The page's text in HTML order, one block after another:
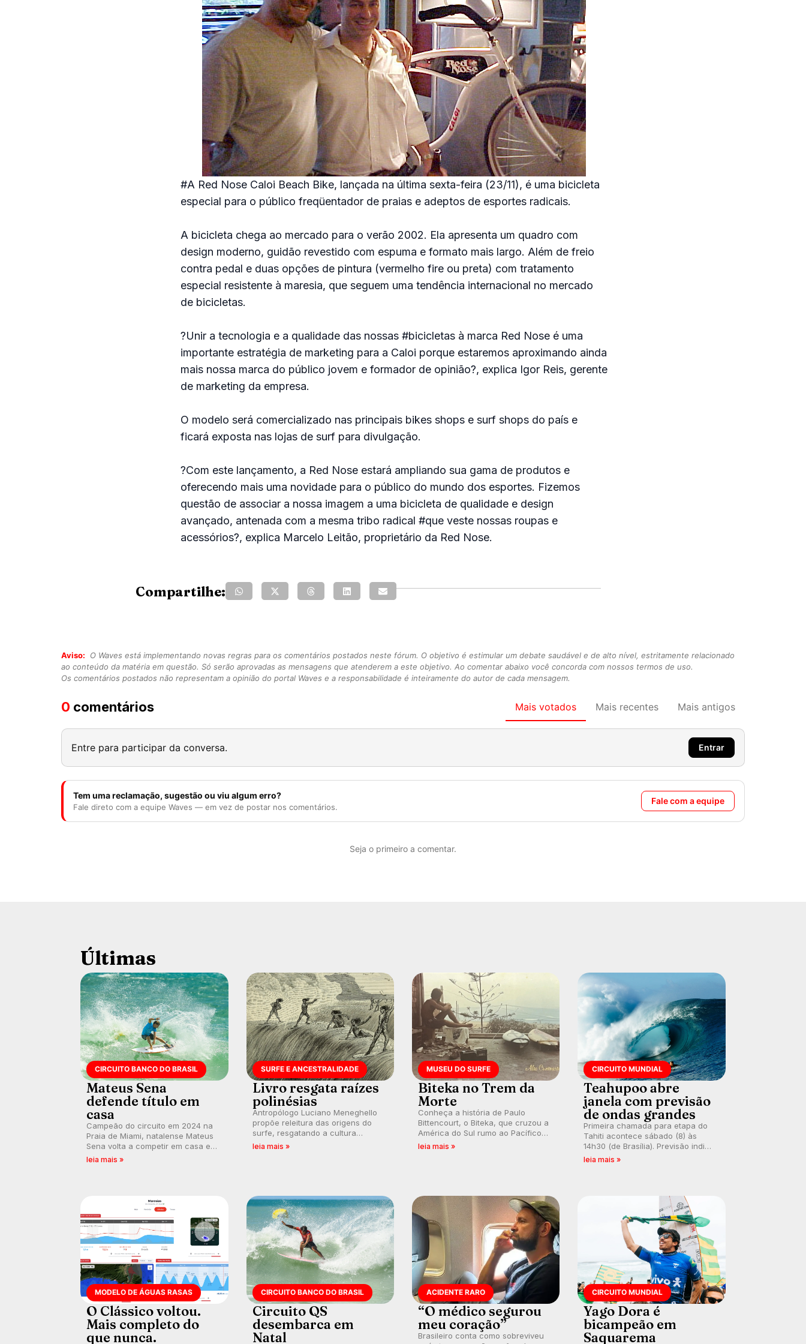
#A Red Nose Caloi Beach Bike, lançada na última sexta-feira (23/11), é uma bicicleta
especial para o público freqüentador de praias e adeptos de esportes radicais.
A bicicleta chega ao mercado para o verão 2002. Ela apresenta um quadro com
design moderno, guidão revestido com espuma e formato mais largo. Além de freio
contra pedal e duas opções de pintura (vermelho fire ou preta) com tratamento
especial resistente à maresia, que seguem uma tendência internacional no mercado
de bicicletas.
?Unir a tecnologia e a qualidade das nossas #bicicletas à marca Red Nose é uma
importante estratégia de marketing para a Caloi porque estaremos aproximando ainda
mais nossa marca do público jovem e formador de opinião?, explica Igor Reis, gerente
de marketing da empresa.
O modelo será comercializado nas principais bikes shops e surf shops do país e
ficará exposta nas lojas de surf para divulgação.
?Com este lançamento, a Red Nose estará ampliando sua gama de produtos e
oferecendo mais uma novidade para o público do mundo dos esportes. Fizemos
questão de associar a nossa imagem a uma bicicleta de qualidade e design
avançado, antenada com a mesma tribo radical #que veste nossas roupas e
acessórios?, explica Marcelo Leitão, proprietário da Red Nose.
Compartilhe:
Aviso:
O Waves está implementando novas regras para os comentários postados neste fórum. O objetivo é estimular um debate saudável e de alto nível, estritamente relacionado
ao conteúdo da matéria em questão. Só serão aprovadas as mensagens que atenderem a este objetivo. Ao comentar abaixo você concorda com nossos termos de uso.
Os comentários postados não representam a opinião do portal Waves e a responsabilidade é inteiramente do autor de cada mensagem.
0 comentários Mais votados Mais recentes Mais antigos
Entre para participar da conversa. Entrar
Tem uma reclamação, sugestão ou viu algum erro?
Fale direto com a equipe Waves — em vez de postar nos comentários.
Fale com a equipe
Seja o primeiro a comentar.
Últimas
CIRCUITO BANCO DO BRASIL
Mateus Sena
defende título em
casa
Campeão do circuito em 2024 na
Praia de Miami, natalense Mateus
Sena volta a competir em casa em
busca de manter a hegemonia
leia mais »
SURFE E ANCESTRALIDADE
Livro resgata raízes
polinésias
Antropólogo Luciano Meneghello
propõe releitura das origens do
surfe, resgatando a cultura
polinésia e questionando a visão
leia mais »
MUSEU DO SURFE
Biteka no Trem da
Morte
Conheça a história de Paulo
Bittencourt, o Biteka, que cruzou a
América do Sul rumo ao Pacífico
em uma jornada que se tornou um
leia mais »
CIRCUITO MUNDIAL
Teahupoo abre
janela com previsão
de ondas grandes
Primeira chamada para etapa do
Tahiti acontece sábado (8) às
14h30 (de Brasília). Previsão indica
swell consistente. Medina
leia mais »
MODELO DE ÁGUAS RASAS
O Clássico voltou.
Mais completo do
que nunca.
CIRCUITO BANCO DO BRASIL
Circuito QS
desembarca em
Natal
ACIDENTE RARO
“O médico segurou
meu coração”
Brasileiro conta como sobreviveu
CIRCUITO MUNDIAL
Yago Dora é
bicampeão em
Saquarema